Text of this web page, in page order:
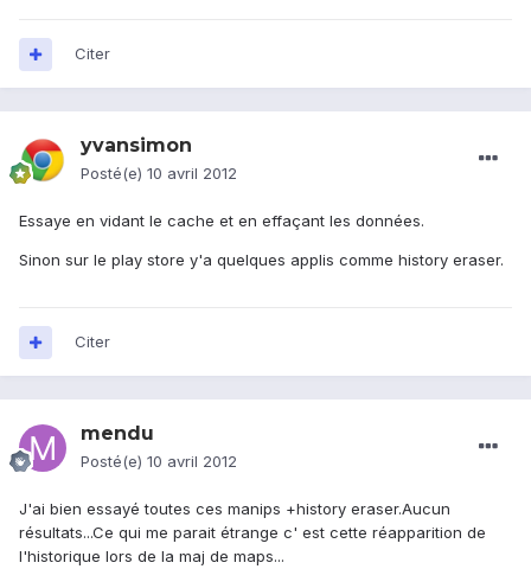
Citer
yvansimon
Posté(e) 10 avril 2012
Essaye en vidant le cache et en effaçant les données.
Sinon sur le play store y'a quelques applis comme history eraser.
Citer
mendu
Posté(e) 10 avril 2012
J'ai bien essayé toutes ces manips +history eraser.Aucun
résultats...Ce qui me parait étrange c' est cette réapparition de
l'historique lors de la maj de maps...